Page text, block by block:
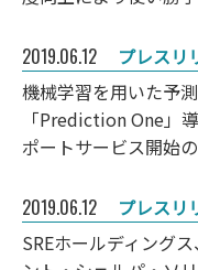
2019.06.12
プレスリ
機械学習を用いた予
「Prediction One」
ポートサービス開始
2019.06.12
プレスリ
SREホールディング